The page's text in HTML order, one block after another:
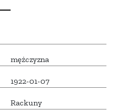
mężczyzna
1922-01-07
Rackuny